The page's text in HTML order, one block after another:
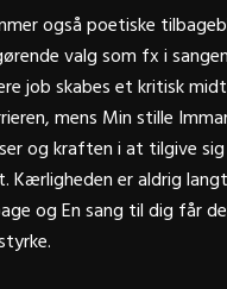
også poetiske
valg som fx i
jobskabes et kritisk
mens Min stille
og kraften i at tilgive
Kærligheden er aldrig
ogEn sang til dig får